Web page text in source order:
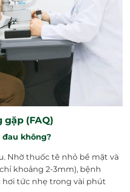
gặp (FAQ)
đau không?
Nhờ thuốc tê nhỏ bề mặt và
khoảng 2-3mm), bệnh
hơi tức nhẹ trong vài phút